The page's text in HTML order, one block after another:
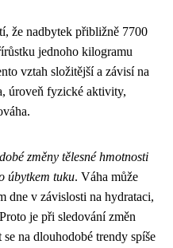
že nadbytek přibližně 7700
jednoho kilogramu
vztah složitější a závisí na
úroveň fyzické aktivity,
změny tělesné hmotnosti
úbytkem tuku. Váha může
dne v závislosti na hydrataci,
je při sledování změn
na dlouhodobé trendy spíše